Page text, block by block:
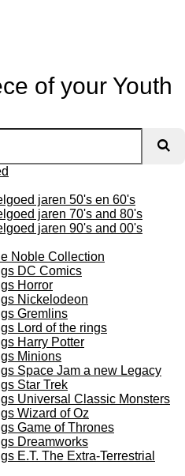
of your Youth
jaren 50's en 60's
jaren 70's and 80's
jaren 90's and 00's
Noble Collection
DC Comics
Horror
Nickelodeon
Gremlins
Lord of the rings
Harry Potter
Minions
Space Jam a new Legacy
Star Trek
Universal Classic Monsters
Wizard of Oz
Game of Thrones
Dreamworks
E.T. The Extra-Terrestrial